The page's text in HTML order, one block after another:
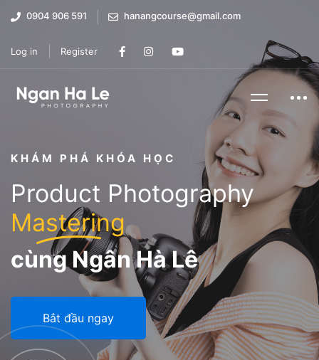
0904 906 591 hanangcourse@gmail.com
Log in Register
KHÁM PHÁ KHÓA HỌC
Product Photography
Mastering
cùng Ngân Hà Lê
Bắt đầu ngay